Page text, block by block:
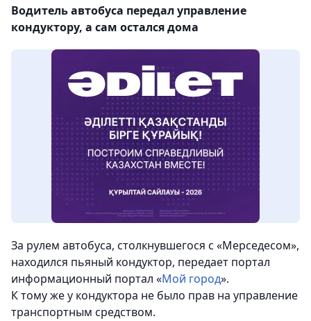
Водитель автобуса передал управление
кондуктору, а сам остался дома
За рулем автобуса, столкнувшегося с «Мерседесом»,
находился пьяный кондуктор, передает портал
информационный портал «Мой город».
К тому же у кондуктора не было прав на управление
транспортным средством.